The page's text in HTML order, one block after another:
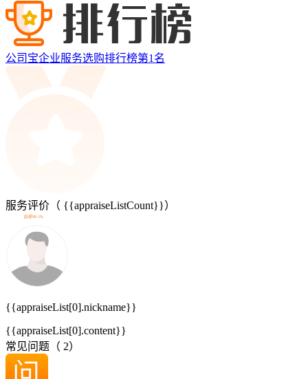
公司宝企业服务选购排行榜第1 名
服务评价（ {{appraiseListCount}}）
好评99.1%
{{appraiseList[0].nickname}}
{{appraiseList[0].content}}
常见问题（ 2）